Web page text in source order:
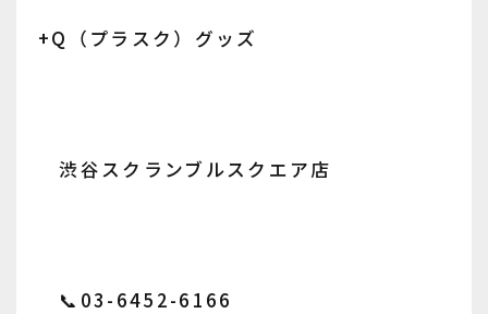
+Q（プラスク）グッズ
渋谷スクランブルスクエア店
📞03-6452-6166